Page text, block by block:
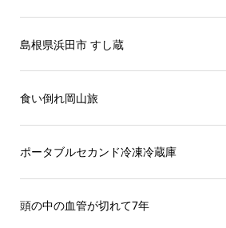
島根県浜田市 すし蔵
食い倒れ岡山旅
ポータブルセカンド冷凍冷蔵庫
頭の中の血管が切れて7年